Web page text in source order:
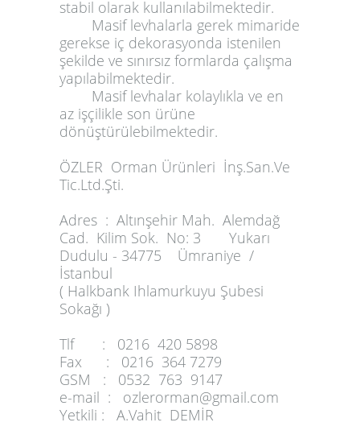
stabil olarak kullanılabilmektedir.
Masif levhalarla gerek mimaride
gerekse iç dekorasyonda istenilen
şekilde ve sınırsız formlarda çalışma
yapılabilmektedir.
Masif levhalar kolaylıkla ve en
az işçilikle son ürüne
dönüştürülebilmektedir.
ÖZLER Orman Ürünleri İnş.San.Ve
Tic.Ltd.Şti.
Adres : Altınşehir Mah. Alemdağ
Cad. Kilim Sok. No: 3 Yukarı
Dudulu - 34775 Ümraniye /
İstanbul
( Halkbank Ihlamurkuyu Şubesi
Sokağı )
Tlf :
0216 420 5898
Fax :
0216 364 7279
GSM :
0532 763 9147
e-mail :
ozlerorman@gmail.com
Yetkili :
A.Vahit DEMİR